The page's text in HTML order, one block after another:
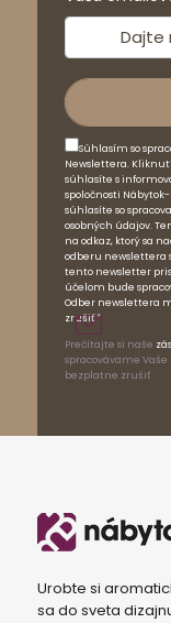
Súhlasím so
Newslettera.
súhlasíte s
spoločnosti
súhlasíte so
osobných údajov.
na odkaz, ktorý sa
odberu newslettera
tento newsletter
účelom bude
Odber newslettera
zrušiť.*
Prečítajte si naše
spracovávame
bezplatne zrušiť
Urobte si
sa do sveta